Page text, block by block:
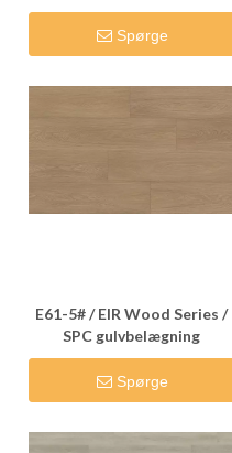
Spørge
E61-5# / EIR Wood Series /
SPC gulvbelægning
Spørge